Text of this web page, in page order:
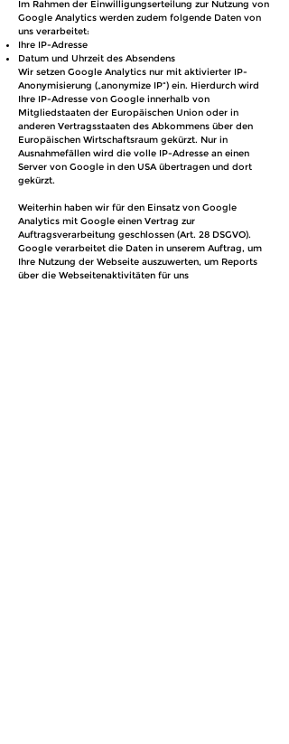
Im Rahmen der Einwilligungserteilung zur Nutzung von
Google Analytics werden zudem folgende Daten von
uns verarbeitet:
Ihre IP-Adresse
Datum und Uhrzeit des Absendens
Wir setzen Google Analytics nur mit aktivierter IP-
Anonymisierung („anonymize IP“) ein. Hierdurch wird
Ihre IP-Adresse von Google innerhalb von
Mitgliedstaaten der Europäischen Union oder in
anderen Vertragsstaaten des Abkommens über den
Europäischen Wirtschaftsraum gekürzt. Nur in
Ausnahmefällen wird die volle IP-Adresse an einen
Server von Google in den USA übertragen und dort
gekürzt.
Weiterhin haben wir für den Einsatz von Google
Analytics mit Google einen Vertrag zur
Auftragsverarbeitung geschlossen (Art. 28 DSGVO).
Google verarbeitet die Daten in unserem Auftrag, um
Ihre Nutzung der Webseite auszuwerten, um Reports
über die Webseitenaktivitäten für uns